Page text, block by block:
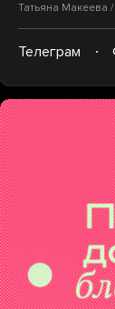
Татьяна Макеева
Телеграм